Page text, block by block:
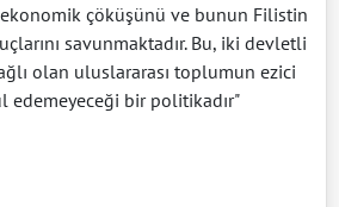
çöküşünü ve bunun Filistin
savunmaktadır. Bu, iki devletli
olan uluslararası toplumun ezici
bir politikadır"